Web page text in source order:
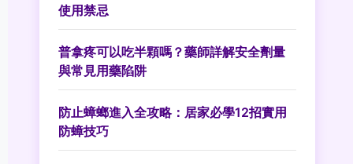
使用禁忌
普拿疼可以吃半顆嗎？藥師詳解安全劑量
與常見用藥陷阱
防止蟑螂進入全攻略：居家必學12招實用
防蟑技巧